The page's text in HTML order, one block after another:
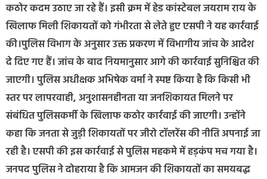
कठोर कदम उठाए जा रहे हैं। इसी क्रम में हेड कांस्टेबल जयराम राय के
खिलाफ मिली शिकायतों को गंभीरता से लेते हुए एसपी ने यह कार्रवाई
की।पुलिस विभाग के अनुसार उक्त प्रकरण में विभागीय जांच के आदेश
दे दिए गए हैं। जांच के बाद नियमानुसार आगे की कार्रवाई सुनिश्चित की
जाएगी। पुलिस अधीक्षक अभिषेक वर्मा ने स्पष्ट किया है कि किसी भी
स्तर पर लापरवाही, अनुशासनहीनता या जनशिकायत मिलने पर
संबंधित पुलिसकर्मी के खिलाफ कठोर कार्रवाई की जाएगी। उन्होंने
कहा कि जनता से जुड़ी शिकायतों पर जीरो टॉलरेंस की नीति अपनाई जा
रही है। एसपी की इस कार्रवाई से पुलिस महकमे में हड़कंप मच गया है।
जनपद पुलिस ने दोहराया है कि आमजन की शिकायतों का समयबद्ध